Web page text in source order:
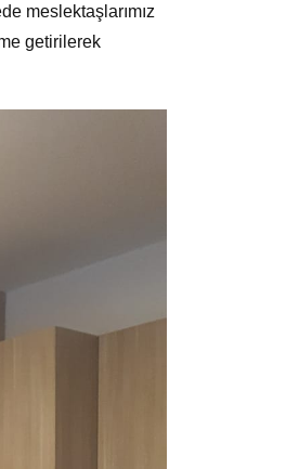
meslektaşlarımız
getirilerek